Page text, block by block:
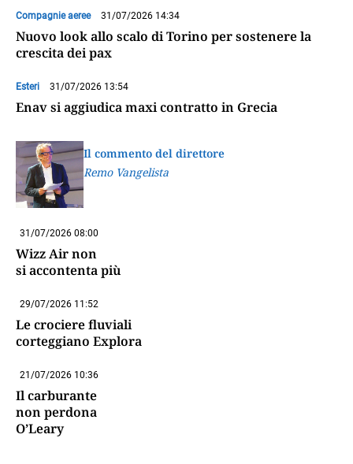
Compagnie aeree 31/07/2026 14:34
Nuovo look allo scalo di Torino per sostenere la
crescita dei pax
Esteri 31/07/2026 13:54
Enav si aggiudica maxi contratto in Grecia
Il commento del direttore
Remo Vangelista
31/07/2026 08:00
Wizz Air non
si accontenta più
29/07/2026 11:52
Le crociere fluviali
corteggiano Explora
21/07/2026 10:36
Il carburante
non perdona
O’Leary